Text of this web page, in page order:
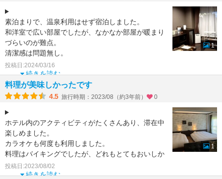
素泊まりで、温泉利用はせず宿泊しました。
和洋室で広い部屋でしたが、なかなか部屋が暖まり
づらいのが難点。
清潔感は問題無し。
ビジホより作りが凝っているのもあり使い勝手に戸
惑うことも色々。風呂ト
続きを読む
投稿日:2024/03/16
1
料理が美味しかったです
4.5 旅行時期：2023/08（約3年前） 0
ホテル内のアクティビティがたくさんあり、滞在中
楽しめました。
カラオケも何度も利用しました。
料理はバイキングでしたが、どれもとてもおいしか
ったです。
レストランのあるC館に泊まったので、レスト
続きを読む
投稿日:2023/08/02
1